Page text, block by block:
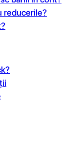
reducerile?